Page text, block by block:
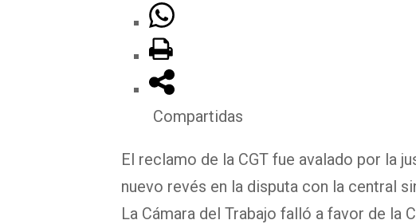
Compartidas
El reclamo de la CGT fue avalado por la
nuevo revés en la disputa con la central
La Cámara del Trabajo falló a favor de la